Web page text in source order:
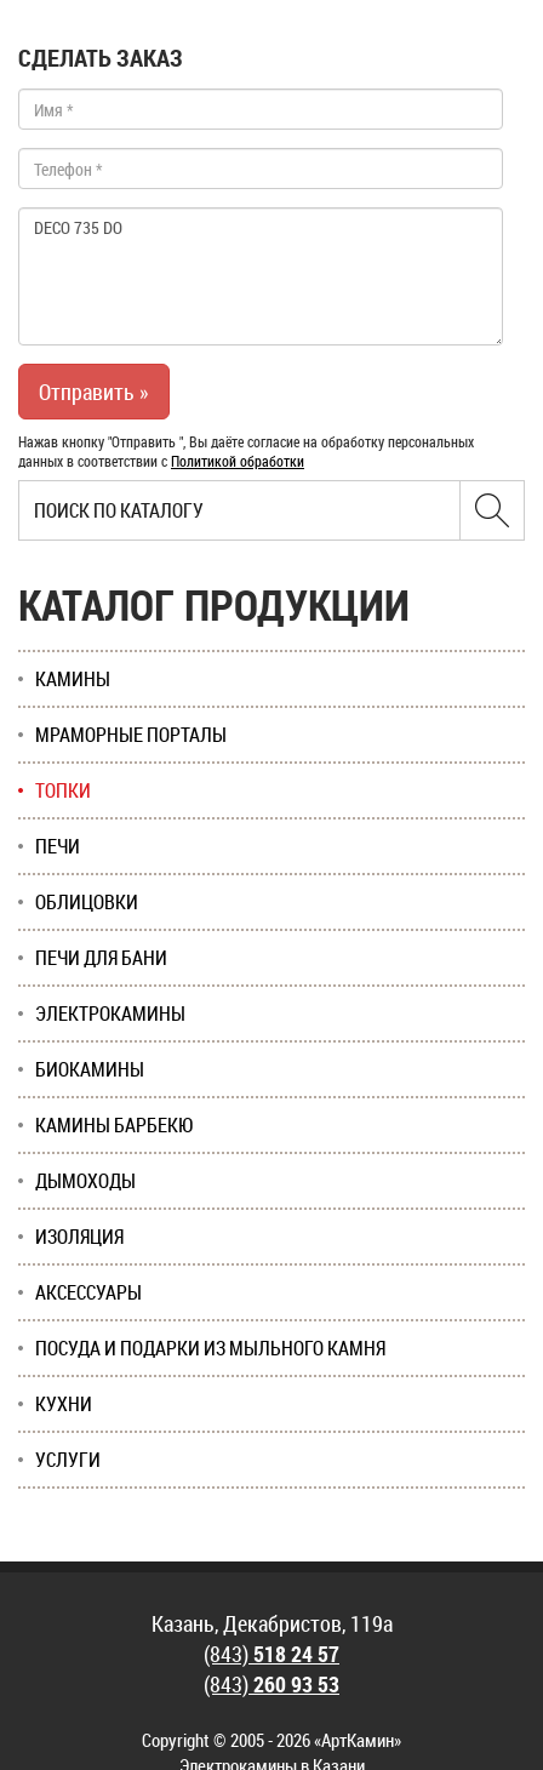
СДЕЛАТЬ ЗАКАЗ
Нажав кнопку "Отправить ", Вы даёте согласие на обработку персональных
данных в соответствии сПолитикой обработки
КАТАЛОГ ПРОДУКЦИИ
КАМИНЫ
МРАМОРНЫЕ ПОРТАЛЫ
ТОПКИ
ПЕЧИ
ОБЛИЦОВКИ
ПЕЧИ ДЛЯ БАНИ
ЭЛЕКТРОКАМИНЫ
БИОКАМИНЫ
КАМИНЫ БАРБЕКЮ
ДЫМОХОДЫ
ИЗОЛЯЦИЯ
АКСЕССУАРЫ
ПОСУДА И ПОДАРКИ ИЗ МЫЛЬНОГО КАМНЯ
КУХНИ
УСЛУГИ
Казань, Декабристов, 119а
(843)518 24 57
(843)260 93 53
Copyright © 2005 - 2026 «АртКамин»
Электрокамины в Казани